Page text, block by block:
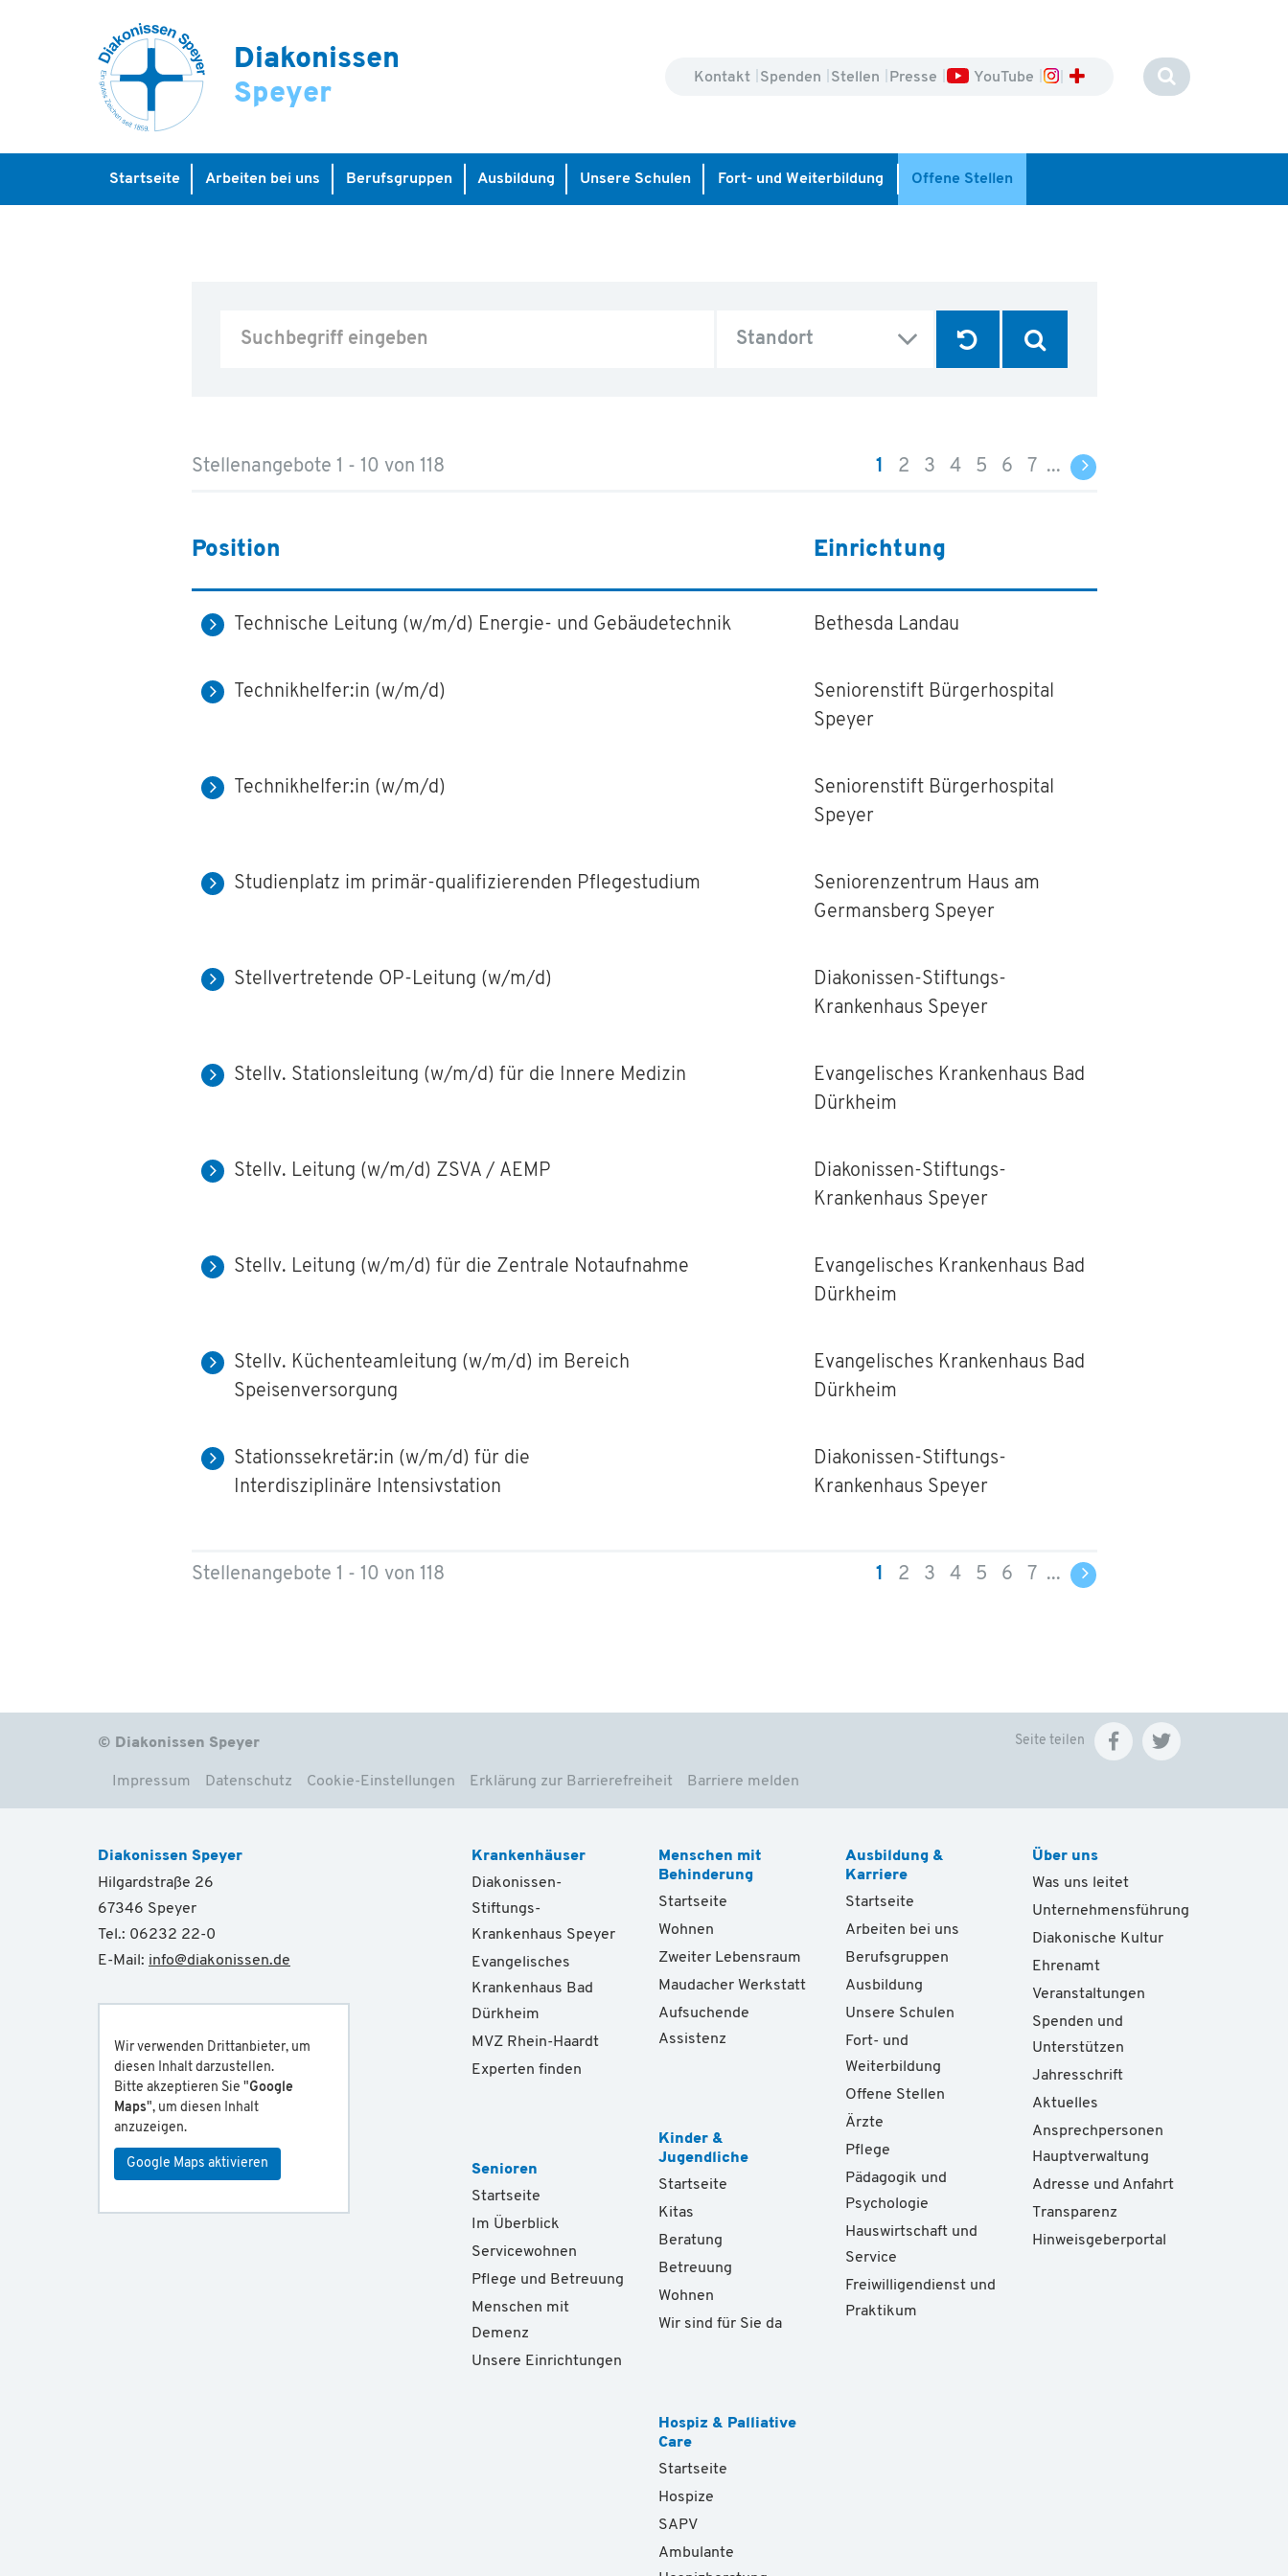
Diakonissen
Speyer
Kontakt Spenden Stellen Presse YouTube
Startseite Arbeiten bei uns Berufsgruppen Ausbildung Unsere Schulen Fort- und Weiterbildung Offene Stellen
Standort
Stellenangebote 1 - 10 von 118 1 2 3 4 5 6 7 ...
Position Einrichtung
Technische Leitung (w/m/d) Energie- und Gebäudetechnik Bethesda Landau
Technikhelfer:in (w/m/d)
Seniorenstift Bürgerhospital
Speyer
Technikhelfer:in (w/m/d)
Seniorenstift Bürgerhospital
Speyer
Studienplatz im primär-qualifizierenden Pflegestudium
Seniorenzentrum Haus am
Germansberg Speyer
Stellvertretende OP-Leitung (w/m/d)
Diakonissen-Stiftungs-
Krankenhaus Speyer
Stellv. Stationsleitung (w/m/d) für die Innere Medizin
Evangelisches Krankenhaus Bad
Dürkheim
Stellv. Leitung (w/m/d) ZSVA / AEMP
Diakonissen-Stiftungs-
Krankenhaus Speyer
Stellv. Leitung (w/m/d) für die Zentrale Notaufnahme
Evangelisches Krankenhaus Bad
Dürkheim
Stellv. Küchenteamleitung (w/m/d) im Bereich
Speisenversorgung
Evangelisches Krankenhaus Bad
Dürkheim
Stationssekretär:in (w/m/d) für die
Interdisziplinäre Intensivstation
Diakonissen-Stiftungs-
Krankenhaus Speyer
Stellenangebote 1 - 10 von 118 1 2 3 4 5 6 7 ...
© Diakonissen Speyer
Impressum Datenschutz Cookie-Einstellungen Erklärung zur Barrierefreiheit Barriere melden
Seite teilen
Diakonissen Speyer
Hilgardstraße 26
67346 Speyer
Tel.: 06232 22-0
E-Mail: info@diakonissen.de
Wir verwenden Drittanbieter, um
diesen Inhalt darzustellen.
Bitte akzeptieren Sie "Google
Maps", um diesen Inhalt
anzuzeigen.
Google Maps aktivieren
Krankenhäuser
Diakonissen-
Stiftungs-
Krankenhaus Speyer
Evangelisches
Krankenhaus Bad
Dürkheim
MVZ Rhein-Haardt
Experten finden
Senioren
Startseite
Im Überblick
Servicewohnen
Pflege und Betreuung
Menschen mit
Demenz
Unsere Einrichtungen
Menschen mit
Behinderung
Startseite
Wohnen
Zweiter Lebensraum
Maudacher Werkstatt
Aufsuchende
Assistenz
Kinder &
Jugendliche
Startseite
Kitas
Beratung
Betreuung
Wohnen
Wir sind für Sie da
Hospiz & Palliative
Care
Startseite
Hospize
SAPV
Ambulante
Ausbildung &
Karriere
Startseite
Arbeiten bei uns
Berufsgruppen
Ausbildung
Unsere Schulen
Fort- und
Weiterbildung
Offene Stellen
Ärzte
Pflege
Pädagogik und
Psychologie
Hauswirtschaft und
Service
Freiwilligendienst und
Praktikum
Über uns
Was uns leitet
Unternehmensführung
Diakonische Kultur
Ehrenamt
Veranstaltungen
Spenden und
Unterstützen
Jahresschrift
Aktuelles
Ansprechpersonen
Hauptverwaltung
Adresse und Anfahrt
Transparenz
Hinweisgeberportal